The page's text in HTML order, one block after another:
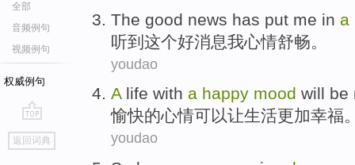
全部
音频例句
视频例句
权威例句
go
top
返回词典
The good news has put me in a
听到 这个好消息我心情舒畅。
youdao
A life with a happy mood will be
愉快的心情可以让生活更加幸福
youdao